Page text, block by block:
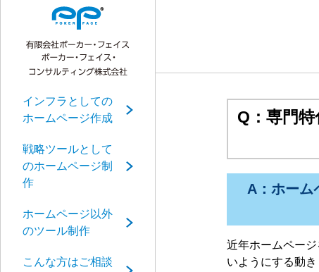
インフラとしての
ホームページ作成
戦略ツールとして
のホームページ制
作
ホームページ以外
のツール制作
こんな方はご相談
Q：専門
A：ホーム
近年ホームペー
いようにする動き